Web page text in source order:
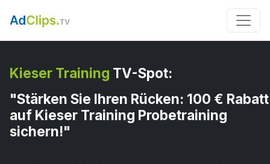
Kieser Training TV-Spot:
"Stärken Sie Ihren Rücken: 100 € Rabatt
auf Kieser Training Probetraining
sichern!"